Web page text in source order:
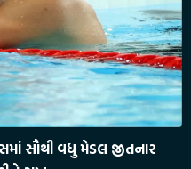
સૌથી વધુ મેડલ જીતનાર